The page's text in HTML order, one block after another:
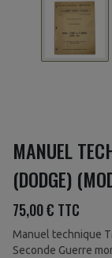
MANUEL
(DODGE)
75,00 € TTC
Manuel technique
Seconde Guerre